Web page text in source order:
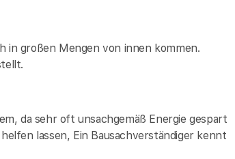
in großen Mengen von innen kommen.
da sehr oft unsachgemäß Energie gespart
lassen, Ein Bausachverständiger kennt